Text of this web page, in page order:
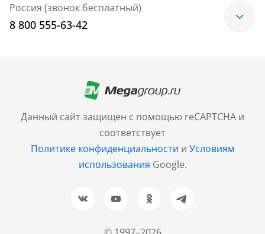
Данный сайт защищен с помощью reCAPTCHA и
соответствует
Политике конфиденциальности и Условиям
использования Google.
Россия (звонок бесплатный)
8 800 555-63-42
+7 (499) 705-30-10
Санкт-Петербург
+7 (812) 600-77-33
Барнаул
+7 (961) 999-93-93
Новосибирск